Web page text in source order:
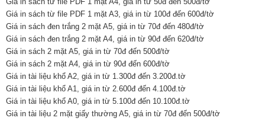
Giá in sách từ file PDF 1 mặt A3, giá in từ 100đ đến 600đ/tờ
Giá in sách đen trắng 2 mặt A5, giá in từ 70đ đến 480đ/tờ
Giá in sách đen trắng 2 mặt A4, giá in từ 90đ đến 620đ/tờ
Giá in sách 2 mặt A5, giá in từ 70đ đến 500đ/tờ
Giá in sách 2 mặt A4, giá in từ 90đ đến 600đ/tờ
Giá in tài liệu khổ A2, giá in từ 1.300đ đến 3.200đ.tờ
Giá in tài liệu khổ A1, giá in từ 2.600đ đến 4.100đ.tờ
Giá in tài liệu khổ A0, giá in từ 5.100đ đến 10.100đ.tờ
Giá in tài liệu 2 mặt giấy thường A5, giá in từ 70đ đến 500đ/tờ